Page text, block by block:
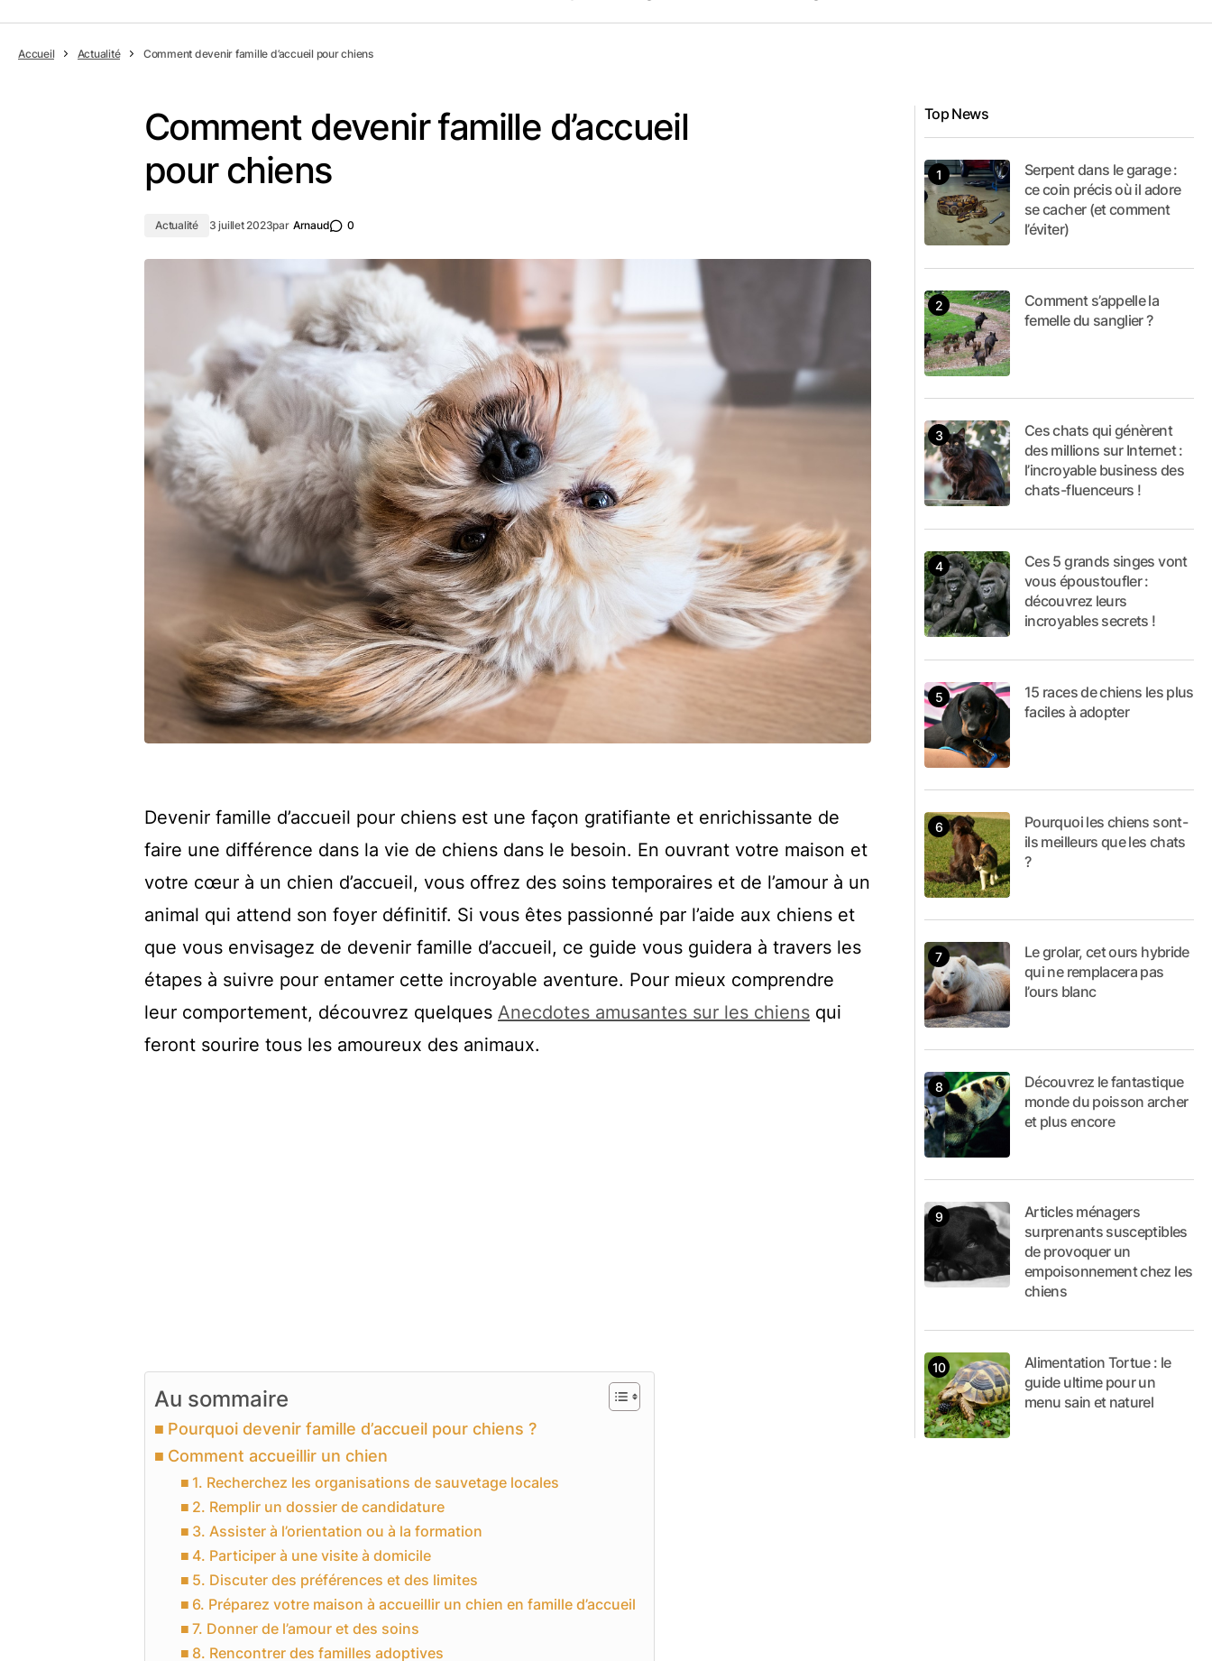
Accueil Actualité Comment devenir famille d’accueil pour chiens
Comment devenir famille d’accueil
pour chiens
Actualité 3 juillet 2023par Arnaud 0
Devenir famille d’accueil pour chiens est une façon gratifiante et enrichissante de
faire une différence dans la vie de chiens dans le besoin. En ouvrant votre maison et
votre cœur à un chien d’accueil, vous offrez des soins temporaires et de l’amour à un
animal qui attend son foyer définitif. Si vous êtes passionné par l’aide aux chiens et
que vous envisagez de devenir famille d’accueil, ce guide vous guidera à travers les
étapes à suivre pour entamer cette incroyable aventure. Pour mieux comprendre
leur comportement, découvrez quelques Anecdotes amusantes sur les chiens qui
feront sourire tous les amoureux des animaux.
Au sommaire
Pourquoi devenir famille d’accueil pour chiens ?
Comment accueillir un chien
1. Recherchez les organisations de sauvetage locales
2. Remplir un dossier de candidature
3. Assister à l’orientation ou à la formation
4. Participer à une visite à domicile
5. Discuter des préférences et des limites
6. Préparez votre maison à accueillir un chien en famille d’accueil
7. Donner de l’amour et des soins
8. Rencontrer des familles adoptives
Top News
Serpent dans le garage :
ce coin précis où il adore
se cacher (et comment
l’éviter)
Comment s’appelle la
femelle du sanglier ?
Ces chats qui génèrent
des millions sur Internet :
l’incroyable business des
chats-fluenceurs !
Ces 5 grands singes vont
vous époustoufler :
découvrez leurs
incroyables secrets !
15 races de chiens les plus
faciles à adopter
Pourquoi les chiens sont-
ils meilleurs que les chats
?
Le grolar, cet ours hybride
qui ne remplacera pas
l’ours blanc
Découvrez le fantastique
monde du poisson archer
et plus encore
Articles ménagers
surprenants susceptibles
de provoquer un
empoisonnement chez les
chiens
Alimentation Tortue : le
guide ultime pour un
menu sain et naturel